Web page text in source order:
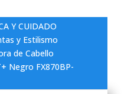
Y CUIDADO
y Estilismo
de Cabello
Negro FX870BP-